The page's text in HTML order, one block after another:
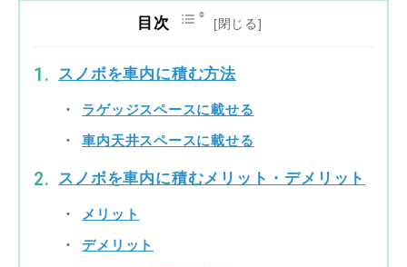
目次
スノボを車内に積む方法
ラゲッジスペースに載せる
車内天井スペースに載せる
スノボを車内に積むメリット・デメリット
メリット
デメリット